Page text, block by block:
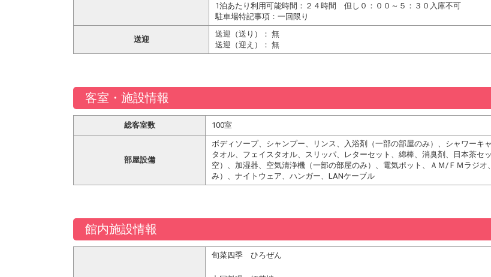
1泊あたり利用可能時間：２４時間 但し０：００～５：３０入庫不可
駐車場特記事項：一回限り
送迎
送迎（送り）： 無
送迎（迎え）： 無
客室・施設情報
総客室数 100室
部屋設備
ボディソープ、シャンプー、リンス、入浴剤（一部の部屋のみ）、シャワー
タオル、フェイスタオル、スリッパ、レターセット、綿棒、消臭剤、日本茶
空）、加湿器、空気清浄機（一部の部屋のみ）、電気ポット、ＡＭ/ＦＭラジ
み）、ナイトウェア、ハンガー、LANケーブル
館内施設情報
旬菜四季 ひろぜん